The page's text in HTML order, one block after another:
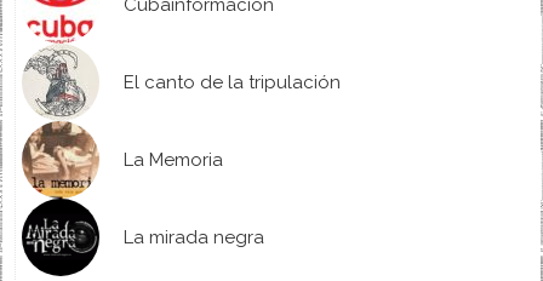
Cubainformación
El canto de la tripulación
La Memoria
La mirada negra